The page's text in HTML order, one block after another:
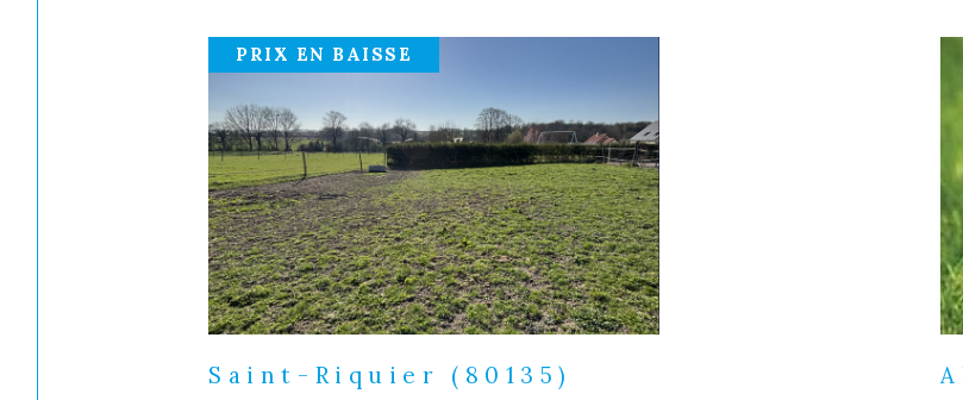
PRIX EN BAISSE
Saint-Riquier (80135)